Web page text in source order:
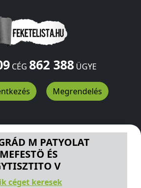
CÉG 862 388ÜGYE
Megrendelés
KELMEFESTÖ ÉS VEGYTISZTITO V
M PATYOLAT
ÉS
V
céget keresek